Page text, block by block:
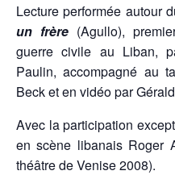
Lecture performée autour
un frère (Agullo),
guerre civile au Liban,
Paulin, accompagné au
Beck et en vidéo par
Avec la participation
en scène libanais Roger
théâtre de Venise 2008).